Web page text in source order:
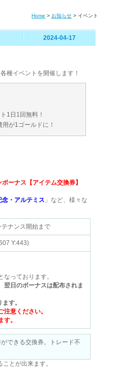
Home > お知らせ > イベント
2024-04-17
種イベントを開催します！
1日1回無料！
用が1ゴールドに！
ーナス【アイテム交換券】
念・アルテミス 」など、様々な
ナンス開始まで
Y:443)
っております。
翌日のボーナスは配布されま
す。
意ください。
。
できる交換券。トレード不
とが出来ます。